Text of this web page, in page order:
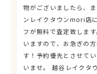
物がございましたら、
ンレイクタウンmori店
フが無料で査定致しま
いますので、お急ぎの
す！予約優先とさせて
いませ。 越谷レイクタ